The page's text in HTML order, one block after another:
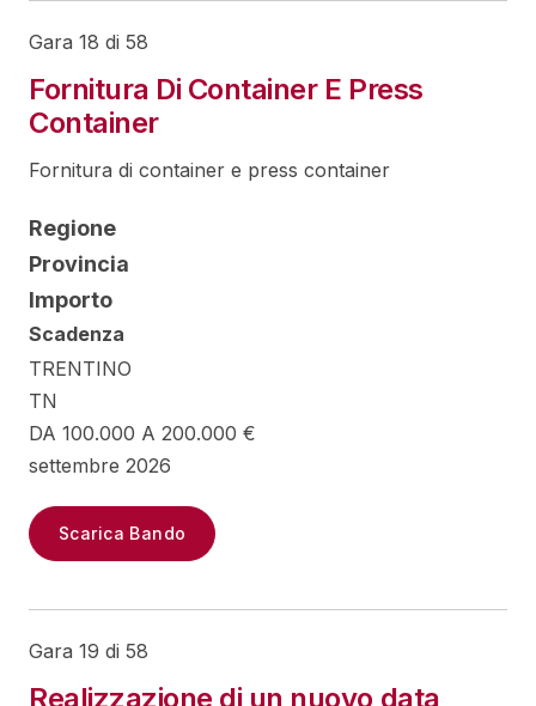
Gara 18 di 58
Fornitura Di Container E Press
Container
Fornitura di container e press container
Regione
Provincia
Importo
Scadenza
TRENTINO
TN
DA 100.000 A 200.000 €
settembre 2026
Scarica Bando
Gara 19 di 58
Realizzazione di un nuovo data